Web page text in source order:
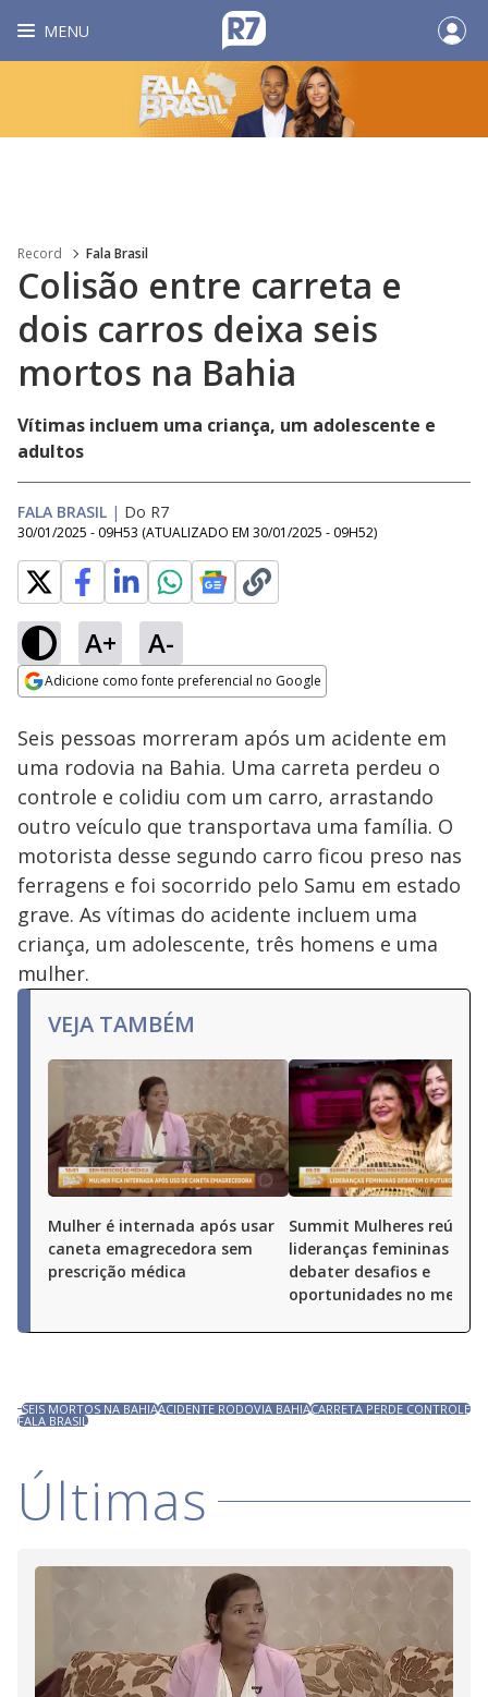
MENU
Record Fala Brasil
Colisão entre carreta e
dois carros deixa seis
mortos na Bahia
Vítimas incluem uma criança, um adolescente e
adultos
FALA BRASIL | Do R7
30/01/2025 - 09H53 (ATUALIZADO EM 30/01/2025 - 09H52)
A+ A-
Adicione como fonte preferencial no Google
Ativar
100.00%
Seis pessoas morreram após um acidente em
uma rodovia na Bahia. Uma carreta perdeu o
controle e colidiu com um carro, arrastando
outro veículo que transportava uma família. O
motorista desse segundo carro ficou preso nas
ferragens e foi socorrido pelo Samu em estado
grave. As vítimas do acidente incluem uma
criança, um adolescente, três homens e uma
mulher.
VEJA TAMBÉM
Mulher é internada após usar
caneta emagrecedora sem
prescrição médica
Summit Mulheres reúne
lideranças femininas para
debater desafios e
oportunidades no
SEIS MORTOS NA BAHIAACIDENTE RODOVIA BAHIACARRETA PERDE CONTROLE
FALA BRASIL
Últimas